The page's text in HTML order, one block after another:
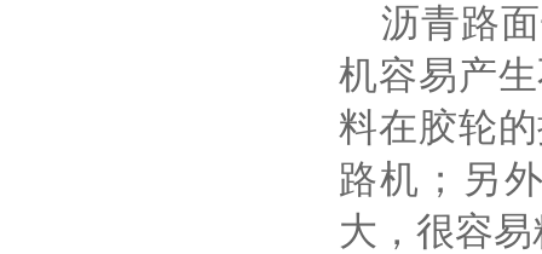
沥青路面
机容易产
料在胶轮
路机；另
大，很容